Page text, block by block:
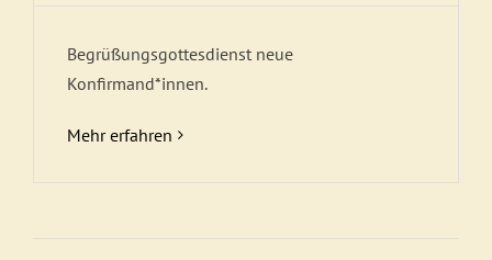
Begrüßungsgottesdienst neue
Konfirmand*innen.
Mehr erfahren